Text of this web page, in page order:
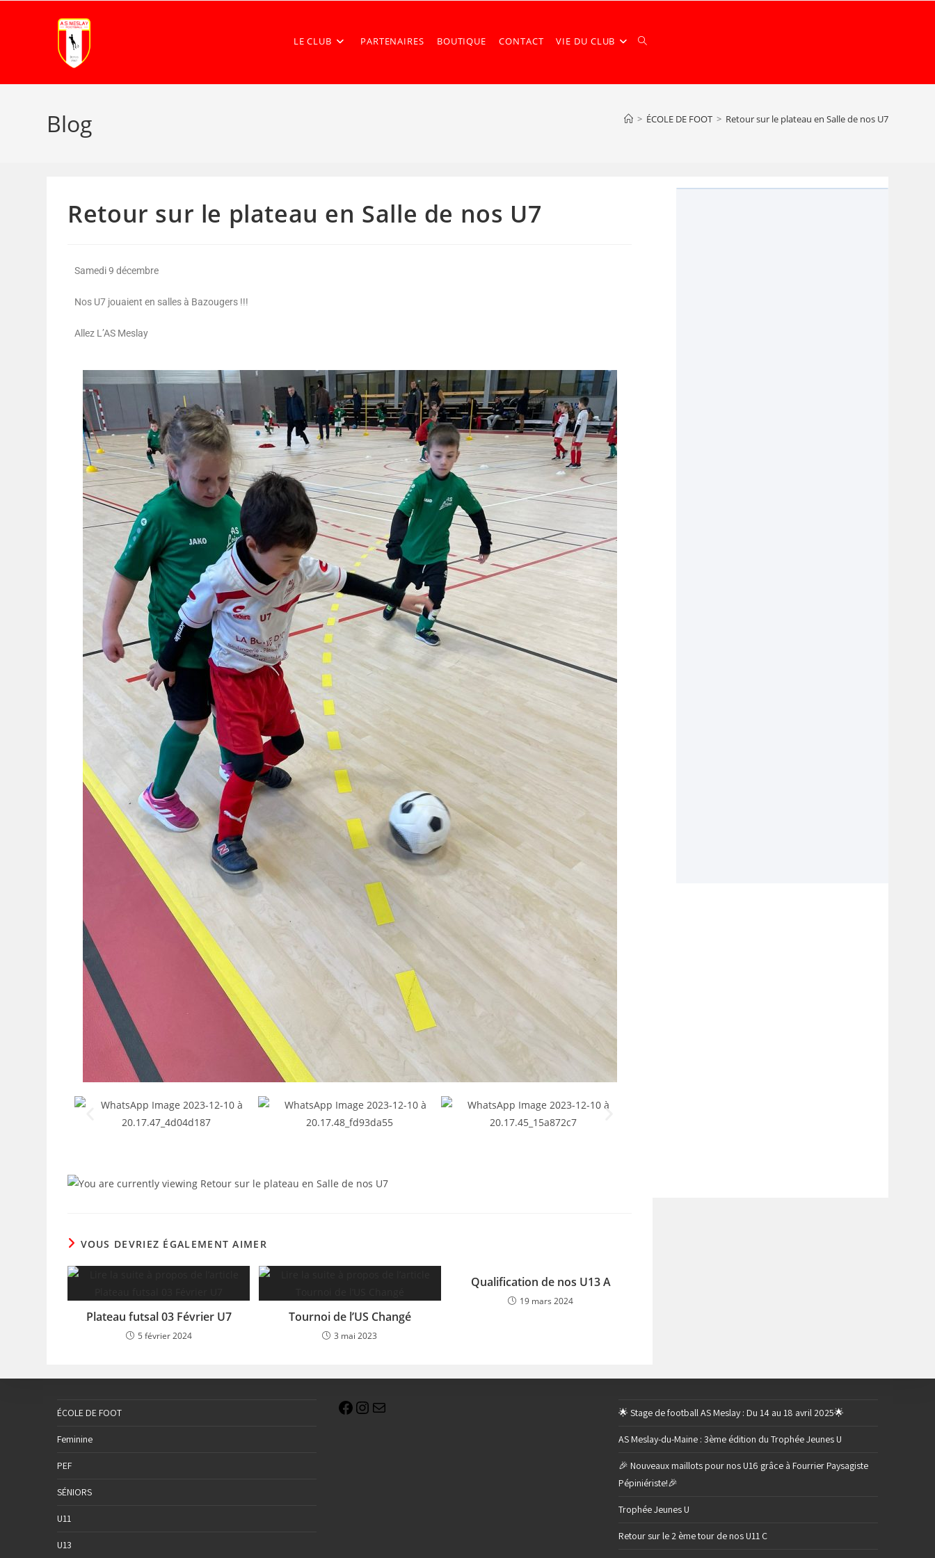
LE CLUB PARTENAIRES BOUTIQUE CONTACT VIE DU CLUB
Blog > ÉCOLE DE FOOT > Retour sur le plateau en Salle de nos U7
Retour sur le plateau en Salle de nos U7
Samedi 9 décembre
Nos U7 jouaient en salles à Bazougers !!!
Allez L’AS Meslay
VOUS DEVRIEZ ÉGALEMENT AIMER
Plateau futsal 03 Février U7
5 février 2024
Tournoi de l’US Changé
3 mai 2023
Qualification de nos U13 A
19 mars 2024
ÉCOLE DE FOOT
Feminine
PEF
SÉNIORS
U11
U13
🌟 Stage de football AS Meslay : Du 14 au 18 avril 2025🌟
AS Meslay-du-Maine : 3ème édition du Trophée Jeunes U
🎉 Nouveaux maillots pour nos U16 grâce à Fourrier Paysagiste
Pépiniériste!🎉
Trophée Jeunes U
Retour sur le 2 ème tour de nos U11 C